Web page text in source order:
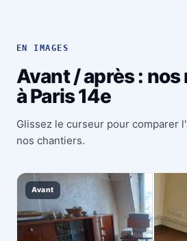
EN IMAGES
Avant / après :
à Paris 14e
Glissez le curseur pour comparer
nos chantiers.
Avant